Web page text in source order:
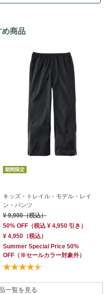
め商品
期間限定
キッズ・トレイル・モデル・レイ
ン・パンツ
¥ 9,900（税込）
50% OFF （税込 ¥ 4,950 引き）
¥ 4,950 （税込）
Summer Special Price 50%
OFF （※セールカラー対象外）
一覧を見る